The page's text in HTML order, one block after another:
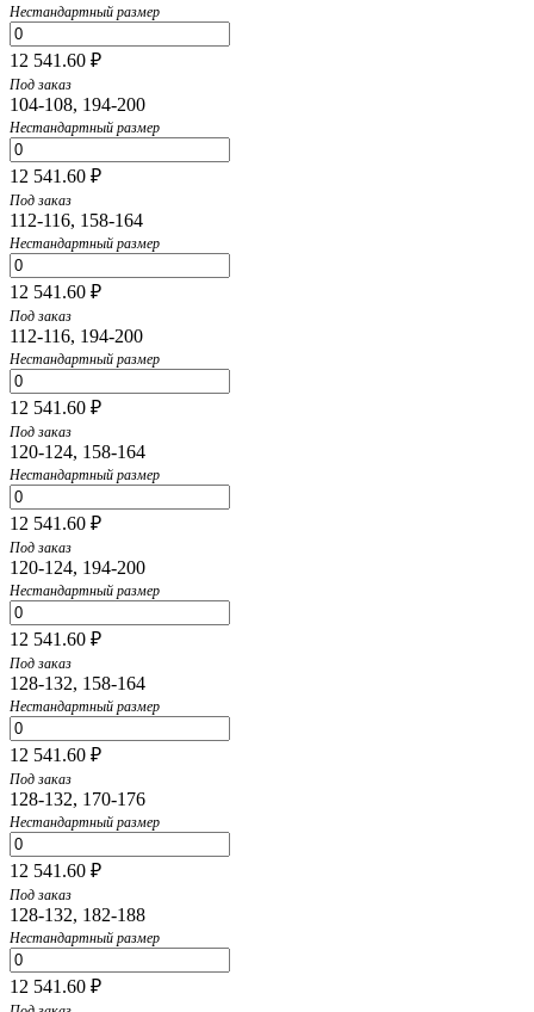
Нестандартный размер
12 541.60 ₽
Под заказ
104-108, 194-200
Нестандартный размер
12 541.60 ₽
Под заказ
112-116, 158-164
Нестандартный размер
12 541.60 ₽
Под заказ
112-116, 194-200
Нестандартный размер
12 541.60 ₽
Под заказ
120-124, 158-164
Нестандартный размер
12 541.60 ₽
Под заказ
120-124, 194-200
Нестандартный размер
12 541.60 ₽
Под заказ
128-132, 158-164
Нестандартный размер
12 541.60 ₽
Под заказ
128-132, 170-176
Нестандартный размер
12 541.60 ₽
Под заказ
128-132, 182-188
Нестандартный размер
12 541.60 ₽